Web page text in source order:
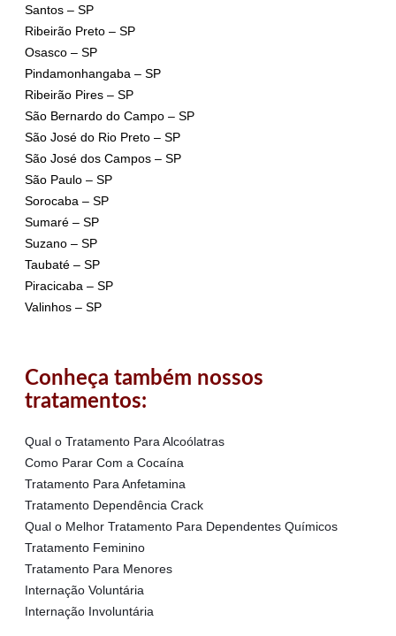
Santos – SP
Ribeirão Preto – SP
Osasco – SP
Pindamonhangaba – SP
Ribeirão Pires – SP
São Bernardo do Campo – SP
São José do Rio Preto – SP
São José dos Campos – SP
São Paulo – SP
Sorocaba – SP
Sumaré – SP
Suzano – SP
Taubaté – SP
Piracicaba – SP
Valinhos – SP
Conheça também nossos
tratamentos:
Qual o Tratamento Para Alcoólatras
Como Parar Com a Cocaína
Tratamento Para Anfetamina
Tratamento Dependência Crack
Qual o Melhor Tratamento Para Dependentes Químicos
Tratamento Feminino
Tratamento Para Menores
Internação Voluntária
Internação Involuntária